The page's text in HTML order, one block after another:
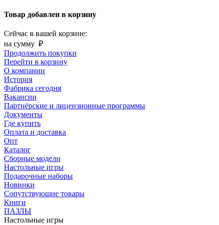
Товар добавлен в корзину
Сейчас в вашей корзине:
на сумму ₽
Продолжить покупки
Перейти в корзину
О компании
История
Фабрика сегодня
Вакансии
Партнёрские и лицензионные программы
Документы
Где купить
Оплата и доставка
Опт
Каталог
Сборные модели
Настольные игры
Подарочные наборы
Новинки
Сопутствующие товары
Книги
ПАЗЛЫ
Настольные игры